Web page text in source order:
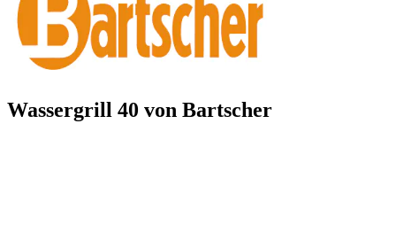
Wassergrill 40 von Bartscher